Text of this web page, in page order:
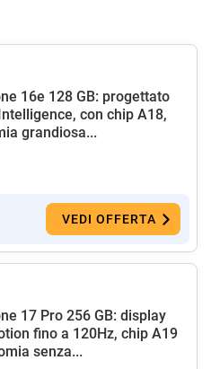
16e 128 GB: progettato
con chip A18,
grandiosa...
VEDI OFFERTA
17 Pro 256 GB: display
fino a 120Hz, chip A19
senza...